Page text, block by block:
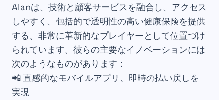
Alanは、技術と顧客サービスを融合し、アクセス
しやすく、包括的で透明性の高い健康保険を提供
する、非常に革新的なプレイヤーとして位置づけ
られています。彼らの主要なイノベーションには
次のようなものがあります：
📲 直感的なモバイルアプリ、即時の払い戻しを
実現